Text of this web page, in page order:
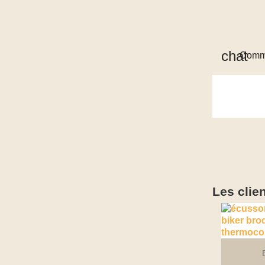
Les